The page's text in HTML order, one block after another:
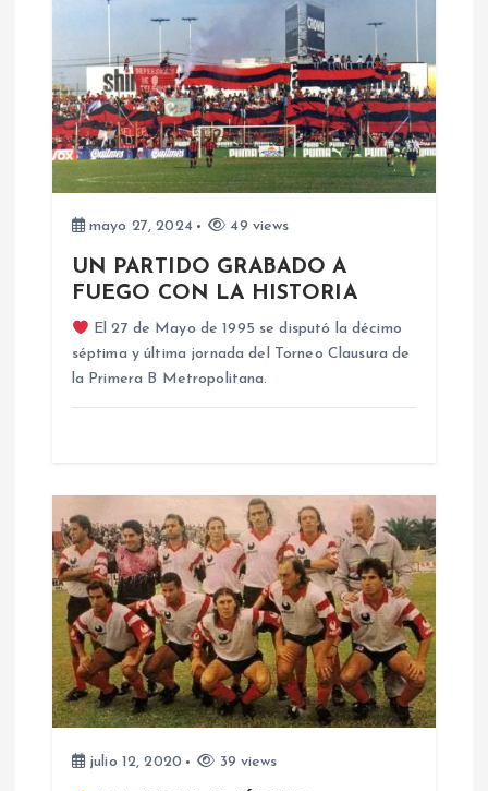
c
ó
t
r
a
d
a
mayo 27, 2024 49 views
UN PARTIDO GRABADO A
FUEGO CON LA HISTORIA
El 27 de Mayo de 1995 se disputó la décimo
séptima y última jornada del Torneo Clausura de
la Primera B Metropolitana.
julio 12, 2020 39 views